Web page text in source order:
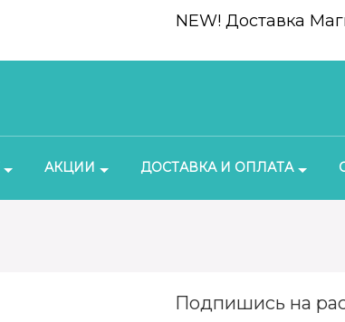
NEW! Доставка
АКЦИИ ДОСТАВКА И ОПЛАТА
Подпишись на